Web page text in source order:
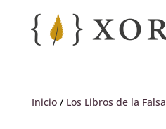
Inicio/ Los Libros de la Falsa